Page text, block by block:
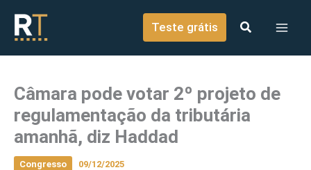
conteúdo
Teste grátis
Câmara pode votar 2º projeto de
regulamentação da tributária
amanhã, diz Haddad
Congresso 09/12/2025